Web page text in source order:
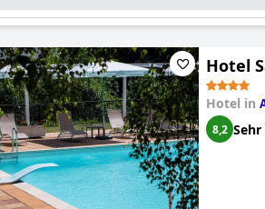
Hotel
Hotel in
8,2